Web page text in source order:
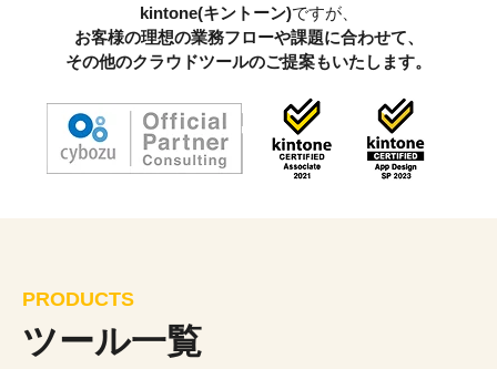
kintone(キントーン)ですが、
お客様の理想の業務フローや課題に合わせて、
その他のクラウドツールのご提案もいたします。
PRODUCTS
ツール一覧